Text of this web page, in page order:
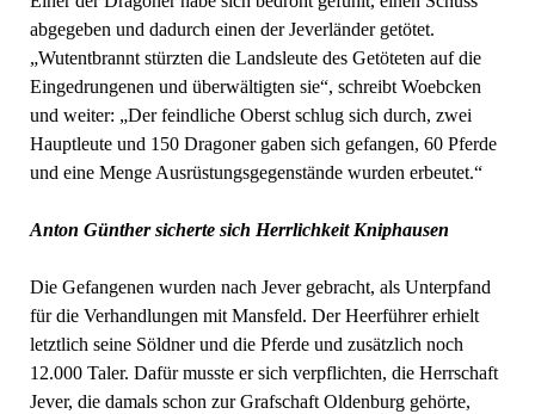
abgegeben und dadurch einen der Jeverländer getötet.
„Wutentbrannt stürzten die Landsleute des Getöteten auf die
Eingedrungenen und überwältigten sie“, schreibt Woebcken
und weiter: „Der feindliche Oberst schlug sich durch, zwei
Hauptleute und 150 Dragoner gaben sich gefangen, 60 Pferde
und eine Menge Ausrüstungsgegenstände wurden erbeutet.“
Anton Günther sicherte sich Herrlichkeit Kniphausen
Die Gefangenen wurden nach Jever gebracht, als Unterpfand
für die Verhandlungen mit Mansfeld. Der Heerführer erhielt
letztlich seine Söldner und die Pferde und zusätzlich noch
12.000 Taler. Dafür musste er sich verpflichten, die Herrschaft
Jever, die damals schon zur Grafschaft Oldenburg gehörte,